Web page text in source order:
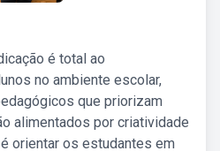
é total ao
no ambiente escolar,
que priorizam
alimentados por criatividade
orientar os estudantes em